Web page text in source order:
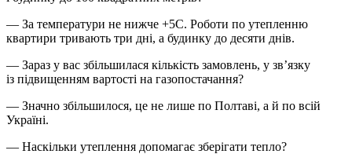
— За температури не нижче +5С. Роботи по утепленню
квартири тривають три дні, а будинку до десяти днів.
— Зараз у вас збільшилася кількість замовлень, у зв’язку
із підвищенням вартості на газопостачання?
— Значно збільшилося, це не лише по Полтаві, а й по всій
Україні.
— Наскільки утеплення допомагає зберігати тепло?